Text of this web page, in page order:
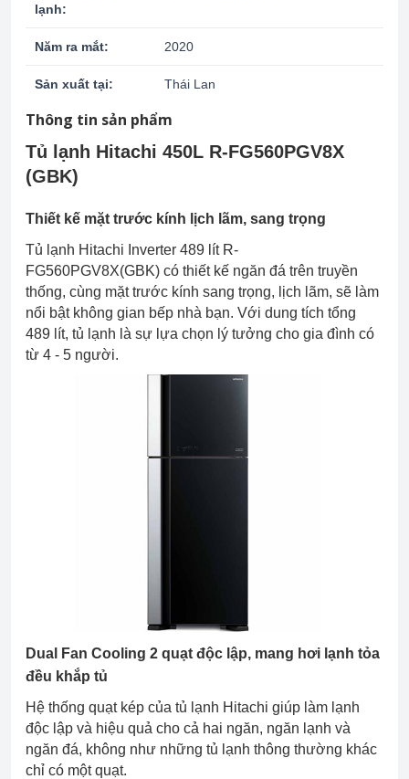
lạnh:
Năm ra mắt: 2020
Sản xuất tại: Thái Lan
Thông tin sản phẩm
Tủ lạnh Hitachi 450L R-FG560PGV8X
(GBK)
Thiết kế mặt trước kính lịch lãm, sang trọng
Tủ lạnh Hitachi Inverter 489 lít R-
FG560PGV8X(GBK) có thiết kế ngăn đá trên truyền
thống, cùng mặt trước kính sang trọng, lịch lãm, sẽ làm
nổi bật không gian bếp nhà bạn. Với dung tích tổng
489 lít, tủ lạnh là sự lựa chọn lý tưởng cho gia đình có
từ 4 - 5 người.
Dual Fan Cooling 2 quạt độc lập, mang hơi lạnh tỏa
đều khắp tủ
Hệ thống quạt kép của tủ lạnh Hitachi giúp làm lạnh
độc lập và hiệu quả cho cả hai ngăn, ngăn lạnh và
ngăn đá, không như những tủ lạnh thông thường khác
chỉ có một quạt.